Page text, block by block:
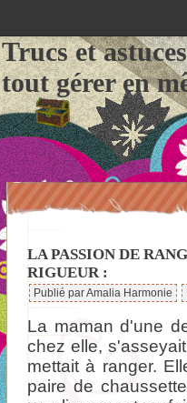
Trucs et
tout gérer en
LA PASSION DE
RIGUEUR :
Publié par Amalia Harmonie
La maman d'une
chez elle,
mettait à ranger.
paire de